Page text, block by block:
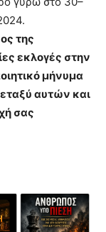
της
εκλογές στην
μήνυμα
αυτών και
σας